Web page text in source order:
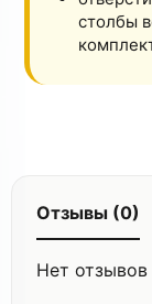
столбы
Отзывы (0)
Нет